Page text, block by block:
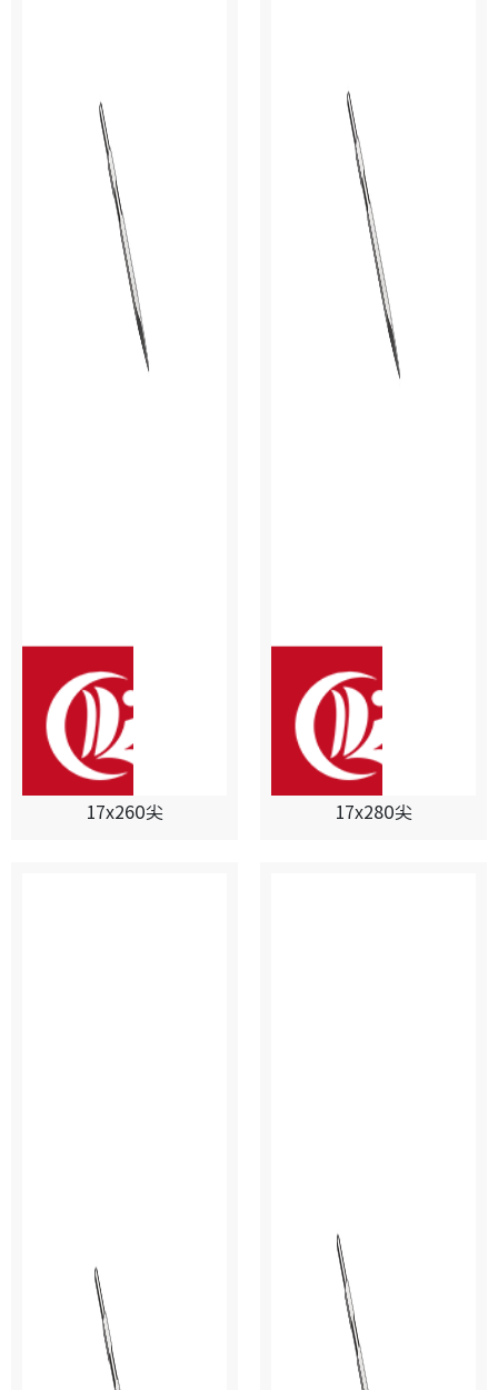
17x260尖 17x280尖